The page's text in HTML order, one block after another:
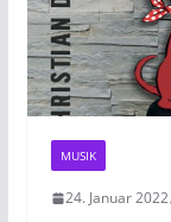
MUSIK
24. Januar 2022